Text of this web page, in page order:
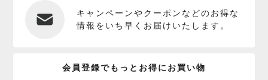
キャンペーンやクーポンなどのお得な
情報をいち早くお届けいたします。
会員登録でもっとお得にお買い物